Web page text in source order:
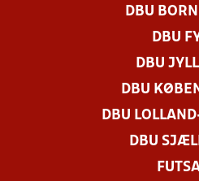
DBU
DBU
DBU
DBU
DBU
DBU